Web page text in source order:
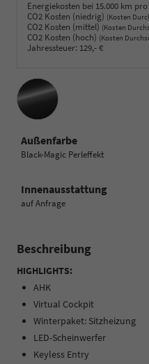
Energiekosten bei 15.000 km
CO2 Kosten (niedrig) (Kosten
CO2 Kosten (mittel) (Kosten
CO2 Kosten (hoch) (Kosten
Jahressteuer: 129,- €
Außenfarbe
Black-Magic Perleffekt
Innenausstattung
auf Anfrage
Beschreibung
HIGHLIGHTS:
AHK
Virtual Cockpit
Winterpaket: Sitzheizung
LED-Scheinwerfer
Keyless Entry